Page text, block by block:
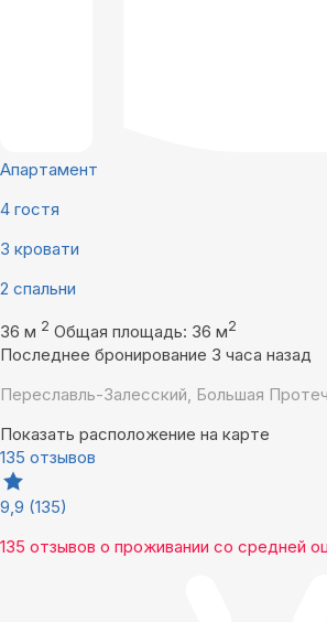
Апартамент
4 гостя
3 кровати
2 спальни
36 м 2 Общая площадь: 36 м2
Последнее бронирование 3 часа назад
Переславль-Залесский, Большая
Показать расположение на карте
135 отзывов
9,9 (135)
135 отзывов о проживании со средней